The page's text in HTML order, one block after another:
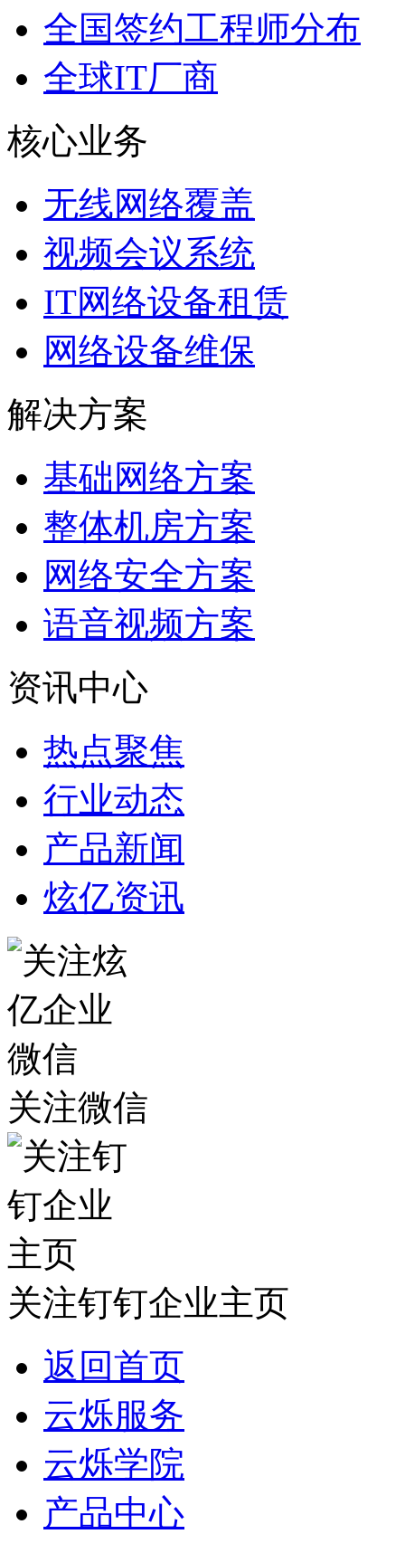
全国签约工程师分布
全球IT厂商
核心业务
无线网络覆盖
视频会议系统
IT网络设备租赁
网络设备维保
解决方案
基础网络方案
整体机房方案
网络安全方案
语音视频方案
资讯中心
热点聚焦
行业动态
产品新闻
炫亿资讯
关注微信
关注钉钉企业主页
返回首页
云烁服务
云烁学院
产品中心